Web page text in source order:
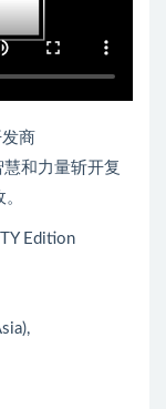
商
和力量斩开复
Edition